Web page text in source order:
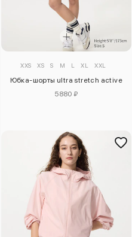
XXS XS S M L XL XXL
Юбка-шорты ultra stretch active
5880 ₽